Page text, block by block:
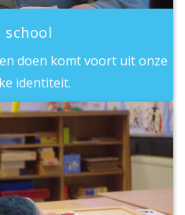
school
doen komt voort uit onze
identiteit.